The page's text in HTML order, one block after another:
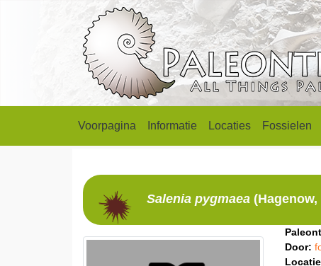
Voorpagina Informatie Locaties Fossielen
Saleniapygmaea (Hagenow,
Door: